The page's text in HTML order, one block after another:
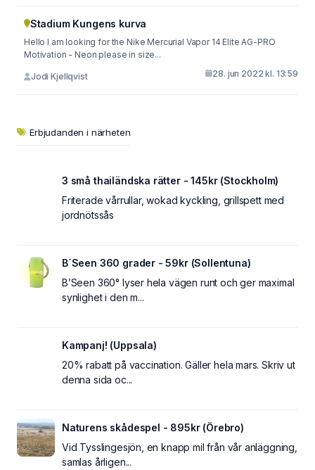
Stadium Kungens kurva
Hello I am looking for the Nike Mercurial Vapor 14 Elite AG-PRO
Motivation - Neon please in size...
Jodi Kjellqvist 28. jun 2022 kl. 13:59
Erbjudanden i närheten
3 små thailändska rätter - 145kr (Stockholm)
Friterade vårrullar, wokad kyckling, grillspett med
jordnötssås
B´Seen 360 grader - 59kr (Sollentuna)
B’Seen 360° lyser hela vägen runt och ger maximal
synlighet i den m...
Kampanj! (Uppsala)
20% rabatt på vaccination. Gäller hela mars. Skriv ut
denna sida oc...
Naturens skådespel - 895kr (Örebro)
Vid Tysslingesjön, en knapp mil från vår anläggning,
samlas årligen...